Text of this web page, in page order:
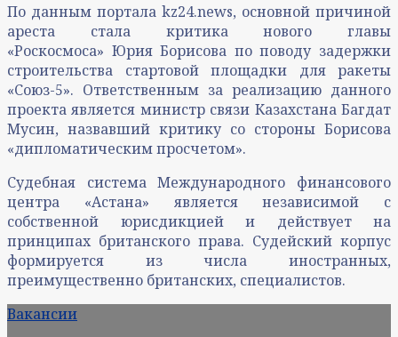
По данным портала kz24.news, основной причиной
ареста стала критика нового главы
«Роскосмоса» Юрия Борисова по поводу задержки
строительства стартовой площадки для ракеты
«Союз-5». Ответственным за реализацию данного
проекта является министр связи Казахстана Багдат
Мусин, назвавший критику со стороны Борисова
«дипломатическим просчетом».
Судебная система Международного финансового
центра «Астана» является независимой с
собственной юрисдикцией и действует на
принципах британского права. Судейский корпус
формируется из числа иностранных,
преимущественно британских, специалистов.
Вакансии